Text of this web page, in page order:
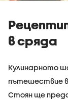
в сряда
Кулинарното
пътешествие в
Стоян ще